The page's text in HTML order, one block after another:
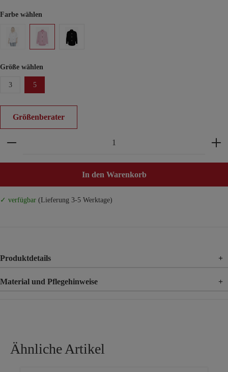
Farbe wählen
Größe wählen
3 5
Größenberater
Produkt Anzahl: Gib den gewünschten Wert ein
In den Warenkorb
✓ verfügbar (Lieferung 3-5 Werktage)
Produktdetails +
Material und Pflegehinweise +
Ähnliche Artikel